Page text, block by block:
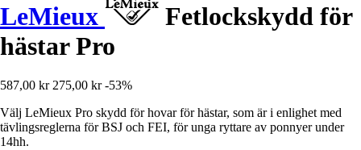
LeMieux
Fetlockskydd för
hästar Pro
587,00 kr 275,00 kr -53%
Välj LeMieux Pro skydd för hovar för hästar, som är i enlighet med
tävlingsreglerna för BSJ och FEI, för unga ryttare av ponnyer under
14hh.